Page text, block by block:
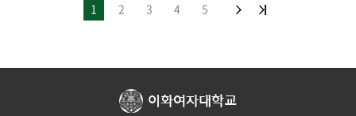
1 2 3 4 5
이화여자대학교